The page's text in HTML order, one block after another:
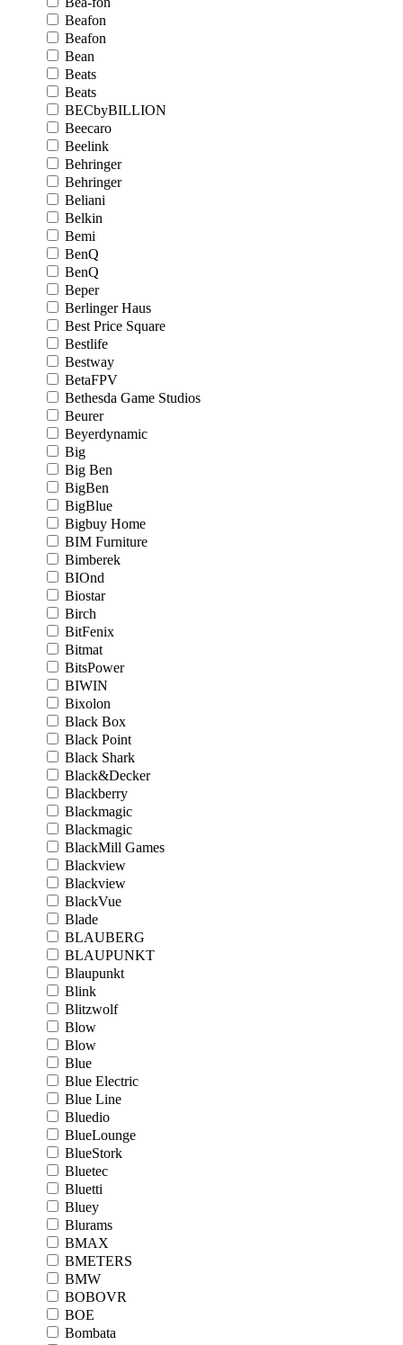
Beafon
Beafon
Bean
Beats
Beats
BECbyBILLION
Beecaro
Beelink
Behringer
Behringer
Beliani
Belkin
Bemi
BenQ
BenQ
Beper
Berlinger Haus
Best Price Square
Bestlife
Bestway
BetaFPV
Bethesda Game Studios
Beurer
Beyerdynamic
Big
Big Ben
BigBen
BigBlue
Bigbuy Home
BIM Furniture
Bimberek
BIOnd
Biostar
Birch
BitFenix
Bitmat
BitsPower
BIWIN
Bixolon
Black Box
Black Point
Black Shark
Black&Decker
Blackberry
Blackmagic
Blackmagic
BlackMill Games
Blackview
Blackview
BlackVue
Blade
BLAUBERG
BLAUPUNKT
Blaupunkt
Blink
Blitzwolf
Blow
Blow
Blue
Blue Electric
Blue Line
Bluedio
BlueLounge
BlueStork
Bluetec
Bluetti
Bluey
Blurams
BMAX
BMETERS
BMW
BOBOVR
BOE
Bombata